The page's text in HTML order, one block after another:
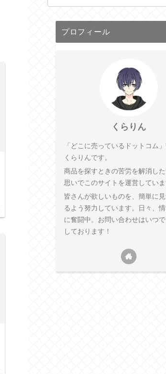
プロフィール
くらりん
「どこに売っているドットコム
くらりんです。
商品を探すときの苦労を解消し
思いでこのサイトを運営していま
皆さんが欲しいものを、簡単に
るよう努力しています。日々、
に奮闘中。お問い合わせはいつ
しております！